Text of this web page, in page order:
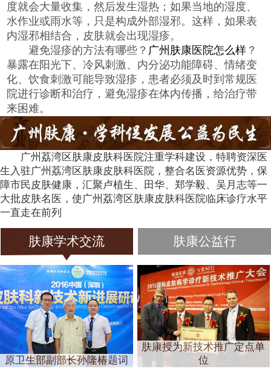
度就会大量收集，然后发生湿热；如果当地的湿度、
水作业或雨水等，只是构成外部湿邪。这样，如果表
内湿邪相结合，皮肤就会出现湿疹。
避免湿疹的方法有哪些？ 广州肤康医院怎么样 ？
暴露在阳光下、冷风刺激、内分泌功能障碍、情绪变
化、饮食刺激可能导致湿疹，患者必须及时到常规医
院进行诊断和治疗，避免湿疹在体内传播，给治疗带
来困难。
广州荔湾区肤康皮肤科医院注重学科建设，特聘资深医
生入驻广州荔湾区肤康皮肤科医院，整合名医资源优势，保
障市民皮肤健康，汇聚卢植生、田华、郑学毅、吴月志等一
大批皮肤名医，使广州荔湾区肤康皮肤科医院临床诊疗水平
一直走在前列
肤康学术交流 肤康公益行
原卫生部副部长孙隆椿题词
肤康授为新技术推广定点单
位